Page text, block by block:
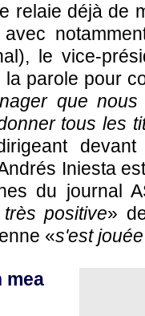
relaie déjà de
le vice-
parole pour
que
tous les
devant
Iniesta
du journal
positive»
«s'est
mea